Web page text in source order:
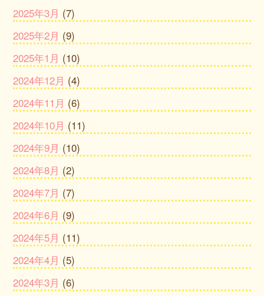
2025年3月 (7)
2025年2月 (9)
2025年1月 (10)
2024年12月 (4)
2024年11月 (6)
2024年10月 (11)
2024年9月 (10)
2024年8月 (2)
2024年7月 (7)
2024年6月 (9)
2024年5月 (11)
2024年4月 (5)
2024年3月 (6)